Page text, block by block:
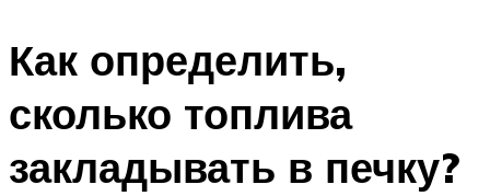
Как определить,
сколько топлива
закладывать в печку?